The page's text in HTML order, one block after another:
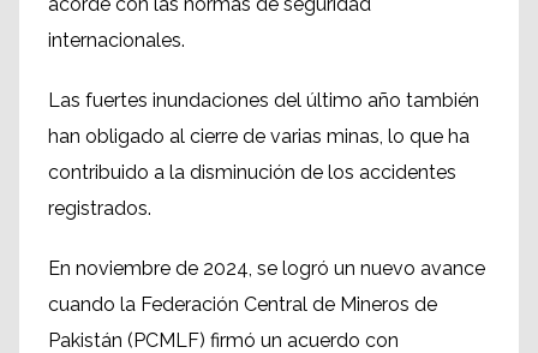
internacionales.
Las fuertes inundaciones del último año también
han obligado al cierre de varias minas, lo que ha
contribuido a la disminución de los accidentes
registrados.
En noviembre de 2024, se logró un nuevo avance
cuando la Federación Central de Mineros de
Pakistán (PCMLF) firmó un acuerdo con